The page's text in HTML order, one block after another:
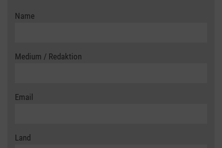
Name
Medium / Redaktion
Email
Land